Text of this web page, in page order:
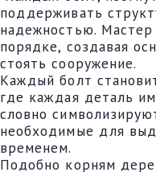
поддерживать
надежностью. Мастер
порядке, создавая
стоять сооружение.
Каждый болт
где каждая деталь
словно
необходимые для
временем.
Подобно корням